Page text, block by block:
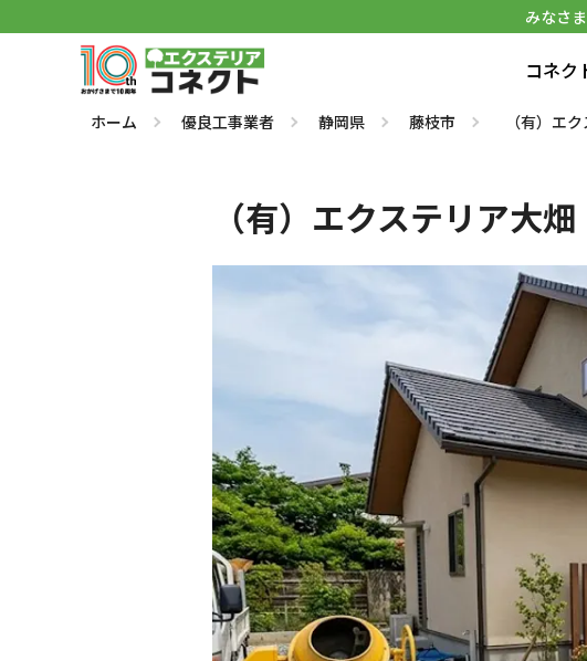
みなさ
コネク
ホーム 優良工事業者 静岡県 藤枝市 （有）エ
（有）エクステリア大畑